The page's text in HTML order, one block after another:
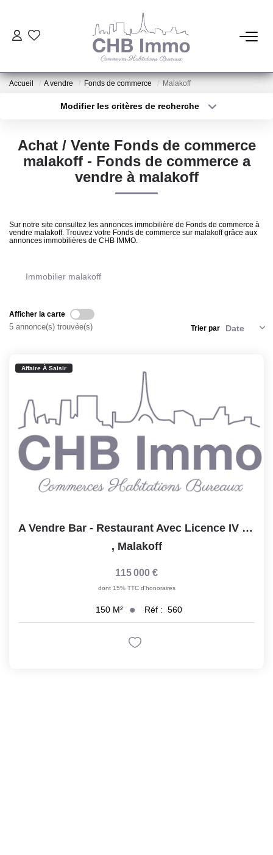
ESTIMATION
LOCATIONS
NOTRE AGENCE
Accueil A vendre Fonds de commerce Malakoff
Modifier les critères de recherche
Sélectionnez...
Type de bien
Surface min
Achat / Vente Fonds de commerce
malakoff - Fonds de commerce a
vendre à malakoff
Sur notre site consultez les annonces immobilière de Fonds de commerce à
vendre malakoff. Trouvez votre Fonds de commerce sur malakoff grâce aux
annonces immobilières de CHB IMMO.
Immobilier malakoff
Afficher la carte
5 annonce(s) trouvée(s) Trier par
Affaire À Saisir
A Vendre Bar - Restaurant Avec Licence IV - 66 Couverts En...
, Malakoff
115 000 €
dont 15% TTC d'honoraires
150 M² Réf : 560